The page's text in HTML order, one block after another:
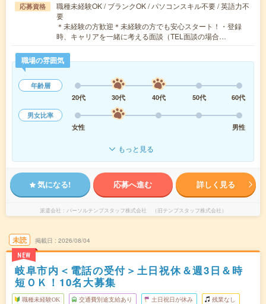
応募資格
職種未経験OK / ブランクOK / パソコンスキル不要 / 英語力不
要
＊未経験の方歓迎＊未経験の方でも安心スタート！・登録
時、キャリアを一緒に考える面談（TEL面談の場合…
職場の雰囲気
年齢層
20代
30代 40代 50代
60代
男女比率
女性
男性
もっと見る
気になる! 応募へ進む 詳しく見る
派遣会社 パーソルテンプスタッフ株式会社 （旧テンプスタッフ株式会社）
未読
NEW
掲載日 2026/08/04
岐阜市内＜電話の受付＞土日祝休＆週3日＆時
短ＯＫ！10名大募集
職種未経験OK 交通費別途支給あり 土日祝日が休み 残業なし